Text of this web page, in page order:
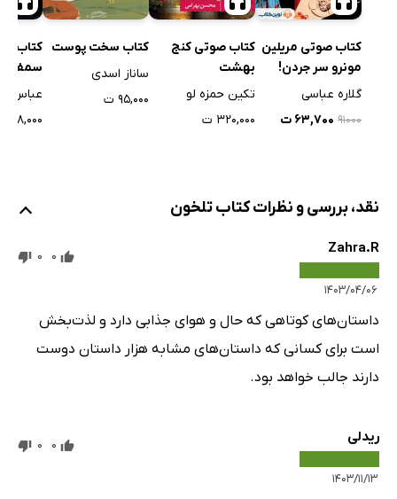
کتاب صوتی مریلین
مونرو سر جردن!
گلاره عباسی
۹۱۰۰۰ ۶۳,۷۰۰ ت
کتاب صوتی کنج
بهشت
تکین حمزه لو
۳۲۰,۰۰۰ ت
کتاب سخت پوست
ساناز اسدی
۹۵,۰۰۰ ت
کتاب
عباس
۲۷۸,۰۰۰ ت
نقد، بررسی و نظرات کتاب تلخون
Zahra.R
۱۴۰۳/۰۴/۰۶
0
0
داستان‌های کوتاهی که حال و هوای جذابی دارد و لذت‌بخش
است برای کسانی که داستان‌های مشابه هزار داستان دوست
دارند جالب خواهد بود.
ریدلی
۱۴۰۳/۱۱/۱۳
0
0